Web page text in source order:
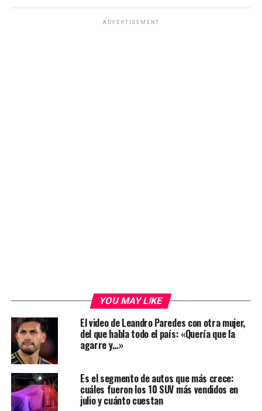
ADVERTISEMENT
YOU MAY LIKE
El video de Leandro Paredes con otra mujer,
del que habla todo el país: «Quería que la
agarre y…»
Es el segmento de autos que más crece:
cuáles fueron los 10 SUV más vendidos en
julio y cuánto cuestan